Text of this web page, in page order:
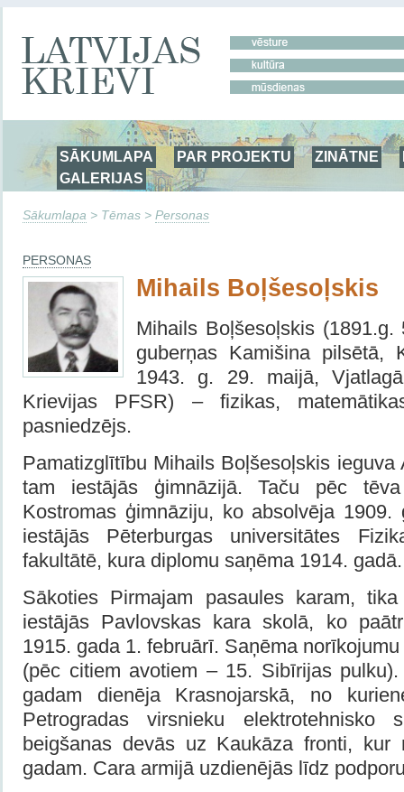
SĀKUMLAPA PAR PROJEKTU ZINĀTNE
GALERIJAS
Sākumlapa > Tēmas > Personas
PERSONAS
Mihails Boļšesoļskis
Mihails Boļšesoļskis
guberņas Kamišina
1943. g. 29. maijā,
Krievijas PFSR) – fizikas,
pasniedzējs.
Pamatizglītību Mihails Boļšesoļskis ieguva
tam iestājās ģimnāzijā. Taču pēc
Kostromas ģimnāziju, ko absolvēja
iestājās Pēterburgas universitātes
fakultātē, kura diplomu saņēma 1914. gadā.
Sākoties Pirmajam pasaules karam,
iestājās Pavlovskas kara skolā, ko
1915. gada 1. februārī. Saņēma
(pēc citiem avotiem – 15. Sibīrijas
gadam dienēja Krasnojarskā, no
Petrogradas virsnieku
beigšanas devās uz Kaukāza fronti, kur
gadam. Cara armijā uzdienējās līdz